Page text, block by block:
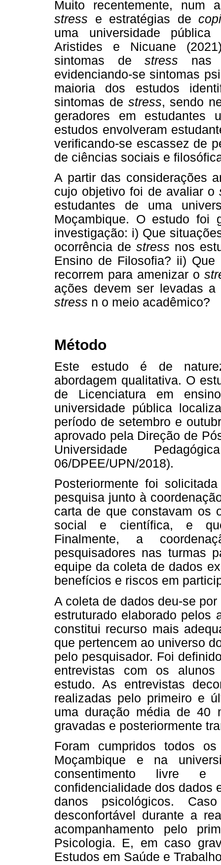
Muito recentemente, num
stress e estratégias de
uma universidade pública
Aristides e Nicuane
sintomas de stress nas
evidenciando-se sintomas
maioria dos estudos
sintomas de stress, sendo
geradores em estudantes
estudos envolveram
verificando-se escassez de
de ciências sociais e
A partir das considerações
cujo objetivo foi de avaliar o
estudantes de uma
Moçambique. O estudo foi
investigação: i) Que
ocorrência destress nos
Ensino de Filosofia? ii)
recorrem para amenizar o
ações devem ser levadas
stress n o meio acadêmico?
Método
Este estudo é de
abordagem qualitativa. O
de Licenciatura em
universidade pública
período de setembro e
aprovado pela Direção de
Universidade
06/DPEE/UPN/2018).
Posteriormente foi
pesquisa junto à
carta de que constavam os
social e científica, e
Finalmente, a
pesquisadores nas turmas
equipe da coleta de dados
benefícios e riscos em
A coleta de dados deu-se
estruturado elaborado pelos
constitui recurso mais
que pertencem ao universo
pelo pesquisador. Foi
entrevistas com os
estudo. As entrevistas
realizadas pelo primeiro e
uma duração média de 40
gravadas e posteriormente
Foram cumpridos todos
Moçambique e na
consentimento livre
confidencialidade dos dados
danos psicológicos.
desconfortável durante a
acompanhamento pelo
Psicologia. E, em caso
Estudos em Saúde e